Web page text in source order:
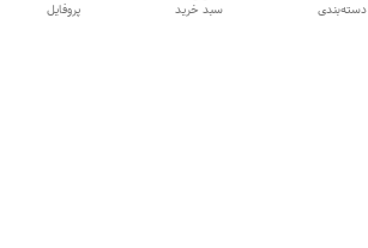
پروفایل سبد خرید دسته‌بندی